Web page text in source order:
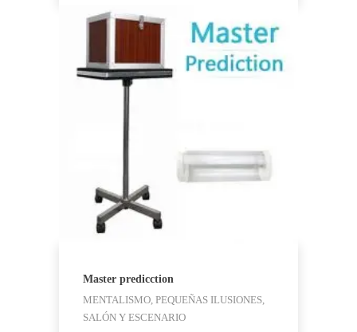
Master predicction
MENTALISMO, PEQUEÑAS ILUSIONES,
SALÓN Y ESCENARIO